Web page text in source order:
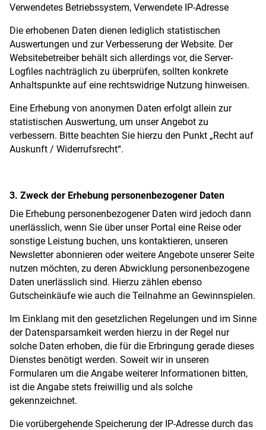
Verwendetes Betriebssystem, Verwendete IP-Adresse
Die erhobenen Daten dienen lediglich statistischen
Auswertungen und zur Verbesserung der Website. Der
Websitebetreiber behält sich allerdings vor, die Server-
Logfiles nachträglich zu überprüfen, sollten konkrete
Anhaltspunkte auf eine rechtswidrige Nutzung hinweisen.
Eine Erhebung von anonymen Daten erfolgt allein zur
statistischen Auswertung, um unser Angebot zu
verbessern. Bitte beachten Sie hierzu den Punkt „Recht auf
Auskunft / Widerrufsrecht“.
3. Zweck der Erhebung personenbezogener Daten
Die Erhebung personenbezogener Daten wird jedoch dann
unerlässlich, wenn Sie über unser Portal eine Reise oder
sonstige Leistung buchen, uns kontaktieren, unseren
Newsletter abonnieren oder weitere Angebote unserer Seite
nutzen möchten, zu deren Abwicklung personenbezogene
Daten unerlässlich sind. Hierzu zählen ebenso
Gutscheinkäufe wie auch die Teilnahme an Gewinnspielen.
Im Einklang mit den gesetzlichen Regelungen und im Sinne
der Datensparsamkeit werden hierzu in der Regel nur
solche Daten erhoben, die für die Erbringung gerade dieses
Dienstes benötigt werden. Soweit wir in unseren
Formularen um die Angabe weiterer Informationen bitten,
ist die Angabe stets freiwillig und als solche
gekennzeichnet.
Die vorübergehende Speicherung der IP-Adresse durch das